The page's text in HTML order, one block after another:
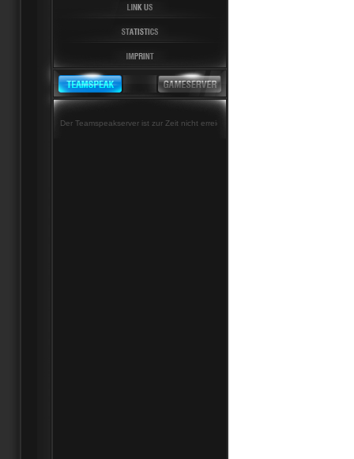
Der Teamspeakserver ist zur Zeit nicht erreichbar!